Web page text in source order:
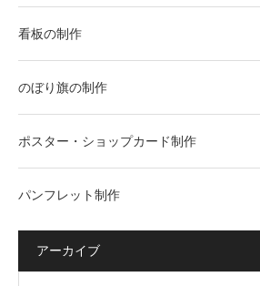
看板の制作
のぼり旗の制作
ポスター・ショップカード制作
パンフレット制作
アーカイブ